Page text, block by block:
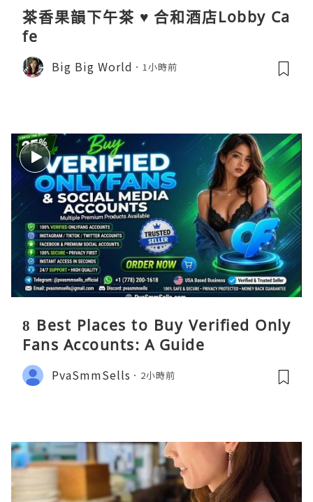
茶香果韻下午茶 ♥ 合和酒店Lobby Ca
fe
Big Big World 1小時前
8 Best Places to Buy Verified Only
Fans Accounts: A Guide
PvaSmmSells 2小時前